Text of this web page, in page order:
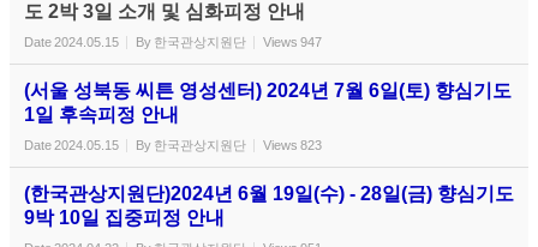
도 2박 3일 소개 및 심화피정 안내
Date2024.05.15 By 한국관상지원단 Views 947
(서울 성북동 씨튼 영성센터) 2024년 7월 6일(토) 향심기도
1일 후속피정 안내
Date2024.05.15 By 한국관상지원단 Views 823
(한국관상지원단)2024년 6월 19일(수) - 28일(금) 향심기도
9박 10일 집중피정 안내